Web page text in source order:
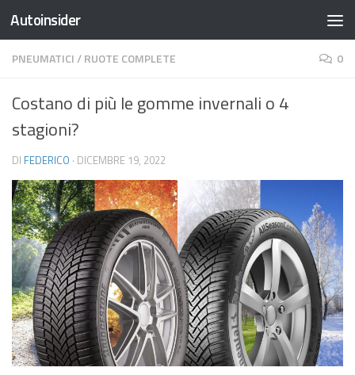
Salta al contenuto
Autoinsider
PNEUMATICI/RUOTE COMPLETE 0
Costano di più le gomme invernali o 4
stagioni?
DI FEDERICO · DICEMBRE 19, 2022